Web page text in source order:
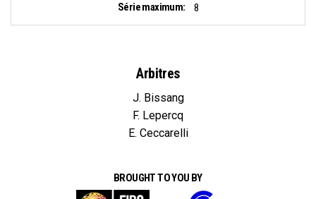
Série maximum:
8
Arbitres
J. Bissang
F. Lepercq
E. Ceccarelli
BROUGHT TO YOU BY